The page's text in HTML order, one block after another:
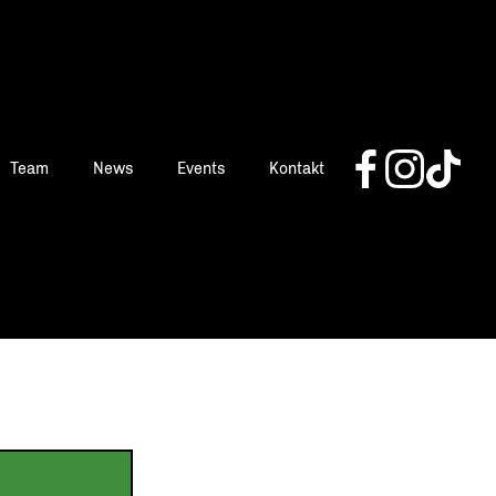
Team News Events Kontakt